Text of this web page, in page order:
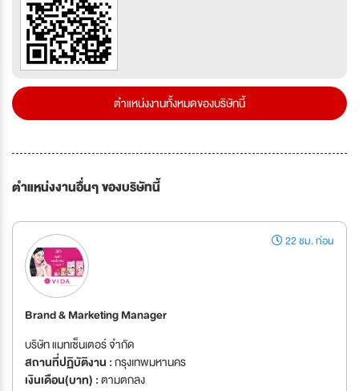
ตำแหน่งงานทั้งหมดของบริษัทนี้
ตำแหน่งงานอื่นๆ ของบริษัทนี้
22 ชม. ก่อน
Brand & Marketing Manager
บริษัท แมทเซ็นเตอร์ จำกัด
สถานที่ปฏิบัติงาน :กรุงเทพมหานคร
เงินเดือน(บาท) :ตามตกลง